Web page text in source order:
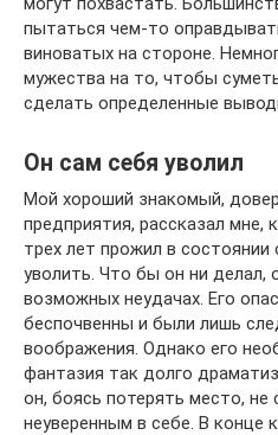
пытаться чем-то
виноватых на стороне.
мужества на то, чтобы
сделать определенные
Он сам себя уволил
Мой хороший знакомый,
предприятия, рассказал мне,
трех лет прожил в состоянии
уволить. Что бы он ни делал,
возможных неудачах. Его
беспочвенны и были лишь
воображения. Однако его
фантазия так долго
он, боясь потерять место, не
неуверенным в себе. В конце